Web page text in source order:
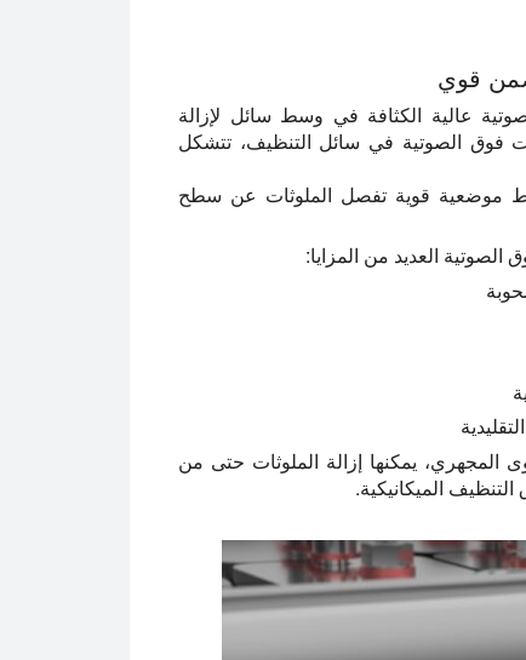
قوي
عالية الكثافة في وسط سائل لإزالة
فوق الصوتية في سائل التنظيف، تتشكل
موضعية قوية تفصل الملوثات عن سطح
الصوتية العديد من المزايا:
المجهري، يمكنها إزالة الملوثات حتى من
الميكانيكية.